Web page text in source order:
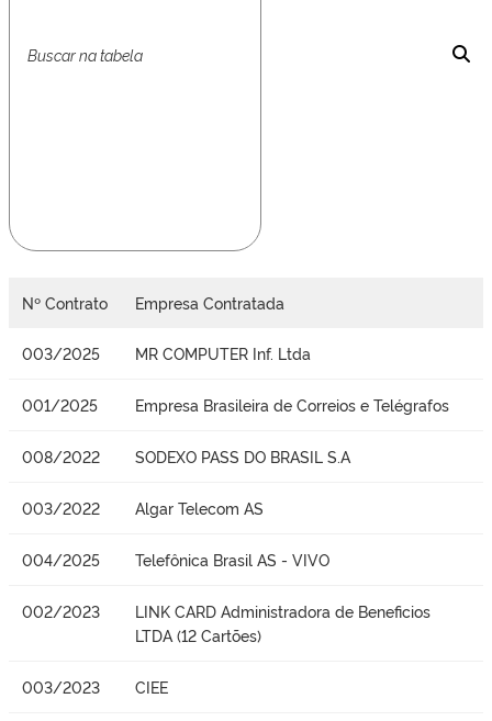
Nº Contrato Empresa Contratada
003/2025 MR COMPUTER Inf. Ltda
001/2025 Empresa Brasileira de Correios e Telégrafos
008/2022 SODEXO PASS DO BRASIL S.A
003/2022 Algar Telecom AS
004/2025 Telefônica Brasil AS - VIVO
002/2023
LINK CARD Administradora de Beneficios
LTDA (12 Cartões)
003/2023 CIEE